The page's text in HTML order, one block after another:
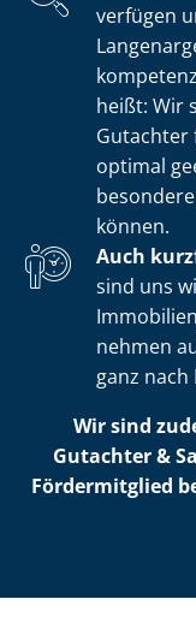
verfügen
heißt: Wir
Gutachter
optimal
können.
Auch
sind uns
nehmen
ganz
Wir sind
Gutachter &
Fördermitglied